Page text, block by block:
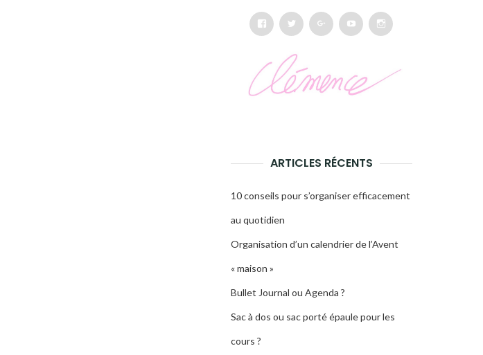
FacebookTwitter Google+YoutubeInstagram
ARTICLES RÉCENTS
10 conseils pour s’organiser efficacement
au quotidien
Organisation d’un calendrier de l’Avent
« maison »
Bullet Journal ou Agenda ?
Sac à dos ou sac porté épaule pour les
cours ?